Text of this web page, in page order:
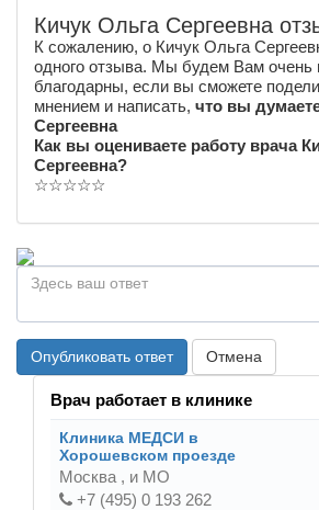
Кичук Ольга Сергеевна
К сожалению, о Кичук Ольга
одного отзыва. Мы будем Вам очень
благодарны, если вы сможете
мнением и написать, что вы
Сергеевна
Как вы оцениваете работу врача
Сергеевна?
☆☆☆☆☆
Опубликовать ответ Отмена
Врач работает в клинике
Клиника МЕДСИ в
Хорошевском проезде
Москва , и МО
+7 (495) 0 193 262